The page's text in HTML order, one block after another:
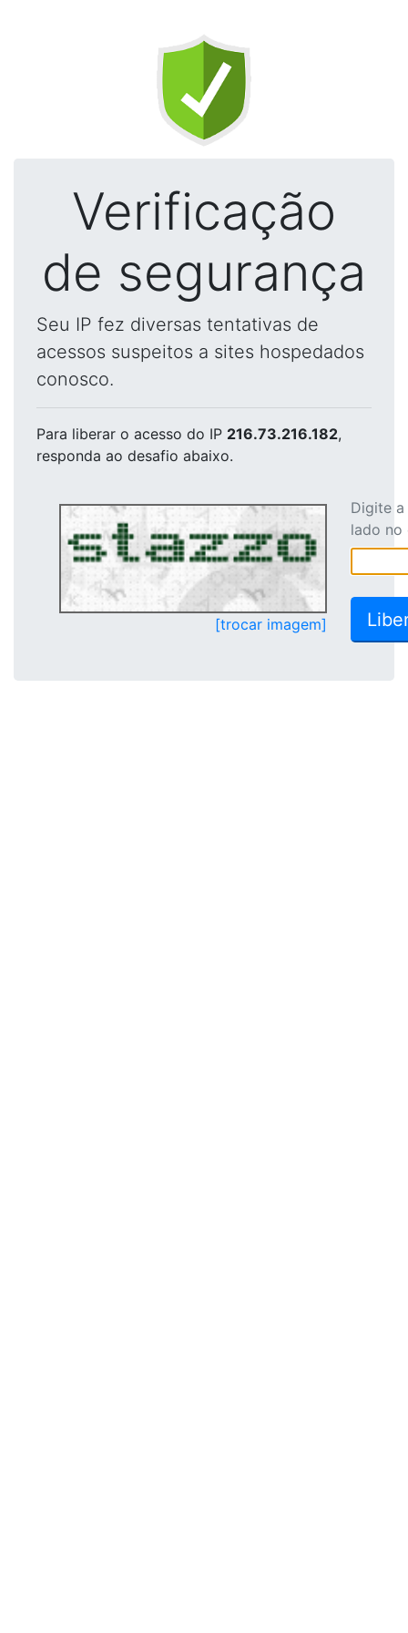
Verificação
de segurança
Seu IP fez diversas tentativas de
acessos suspeitos a sites hospedados
conosco.
Para liberar o acesso do IP 216.73.216.182,
responda ao desafio abaixo.
[trocar imagem]
Digite
lado no